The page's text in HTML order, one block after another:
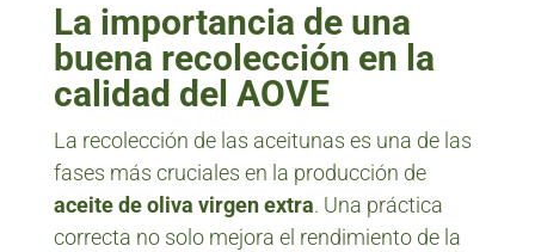
La importancia de una
buena recolección en la
calidad del AOVE
La recolección de las aceitunas es una de las
fases más cruciales en la producción de
aceite de oliva virgen extra. Una práctica
correcta no solo mejora el rendimiento de la